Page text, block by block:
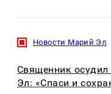
Новости Марий Эл
Священник
Эл: «Спаси и